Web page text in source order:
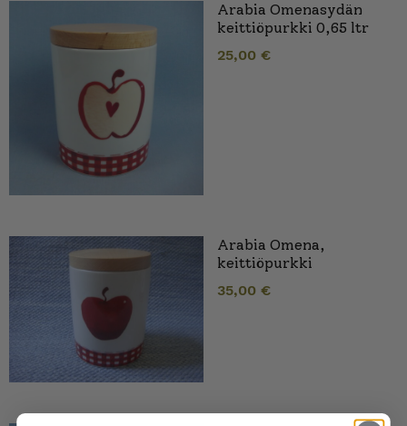
Arabia Omenasydän
keittiöpurkki 0,65 ltr
25,00 €
Arabia Omena,
keittiöpurkki
35,00 €